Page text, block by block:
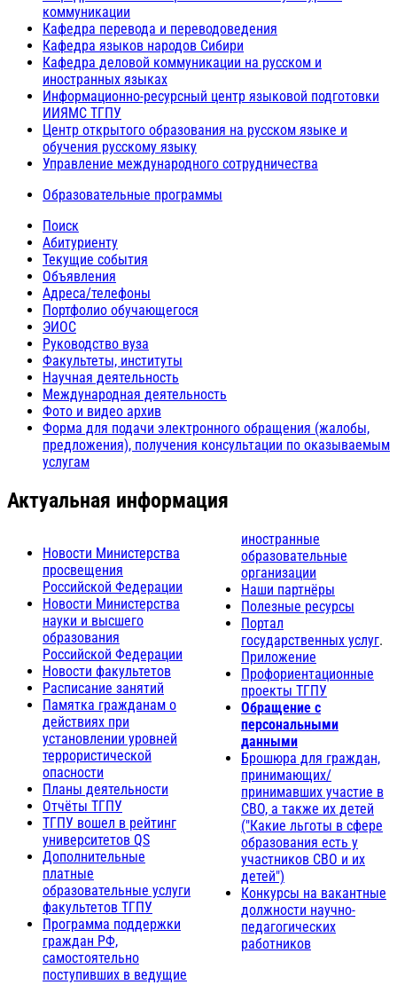
коммуникации
Кафедра перевода и переводоведения
Кафедра языков народов Сибири
Кафедра деловой коммуникации на русском и
иностранных языках
Информационно-ресурсный центр языковой подготовки
ИИЯМС ТГПУ
Центр открытого образования на русском языке и
обучения русскому языку
Управление международного сотрудничества
Образовательные программы
Поиск
Абитуриенту
Текущие события
Объявления
Адреса/телефоны
Портфолио обучающегося
ЭИОС
Руководство вуза
Факультеты, институты
Научная деятельность
Международная деятельность
Фото и видео архив
Форма для подачи электронного обращения (жалобы,
предложения), получения консультации по оказываемым
услугам
Актуальная информация
Новости Министерства
просвещения
Российской Федерации
Новости Министерства
науки и высшего
образования
Российской Федерации
Новости факультетов
Расписание занятий
Памятка гражданам о
действиях при
установлении уровней
террористической
опасности
Планы деятельности
Отчёты ТГПУ
ТГПУ вошел в рейтинг
университетов QS
Дополнительные
платные
образовательные услуги
факультетов ТГПУ
Программа поддержки
граждан РФ,
самостоятельно
поступивших в ведущие
иностранные
образовательные
организации
Наши партнёры
Полезные ресурсы
Портал
государственных услуг.
Приложение
Профориентационные
проекты ТГПУ
Обращение с
персональными
данными
Брошюра для граждан,
принимающих/
принимавших участие в
СВО, а также их детей
("Какие льготы в сфере
образования есть у
участников СВО и их
детей")
Конкурсы на вакантные
должности научно-
педагогических
работников